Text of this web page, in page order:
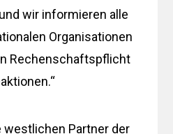
wir informieren alle
Organisationen
Rechenschaftspflicht
westlichen Partner der